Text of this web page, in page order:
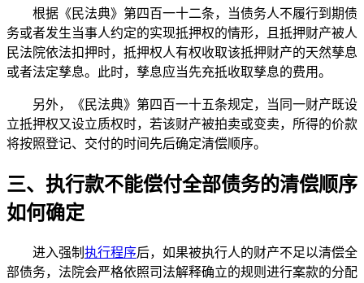
根据《民法典》第四百一十二条，当债务人不履行到期债
务或者发生当事人约定的实现抵押权的情形，且抵押财产被人
民法院依法扣押时，抵押权人有权收取该抵押财产的天然孳息
或者法定孳息。此时，孳息应当先充抵收取孳息的费用。
另外，《民法典》第四百一十五条规定，当同一财产既设
立抵押权又设立质权时，若该财产被拍卖或变卖，所得的价款
将按照登记、交付的时间先后确定清偿顺序。
三、执行款不能偿付全部债务的清偿顺序
如何确定
进入强制 执行程序后，如果被执行人的财产不足以清偿全
部债务，法院会严格依照司法解释确立的规则进行案款的分配